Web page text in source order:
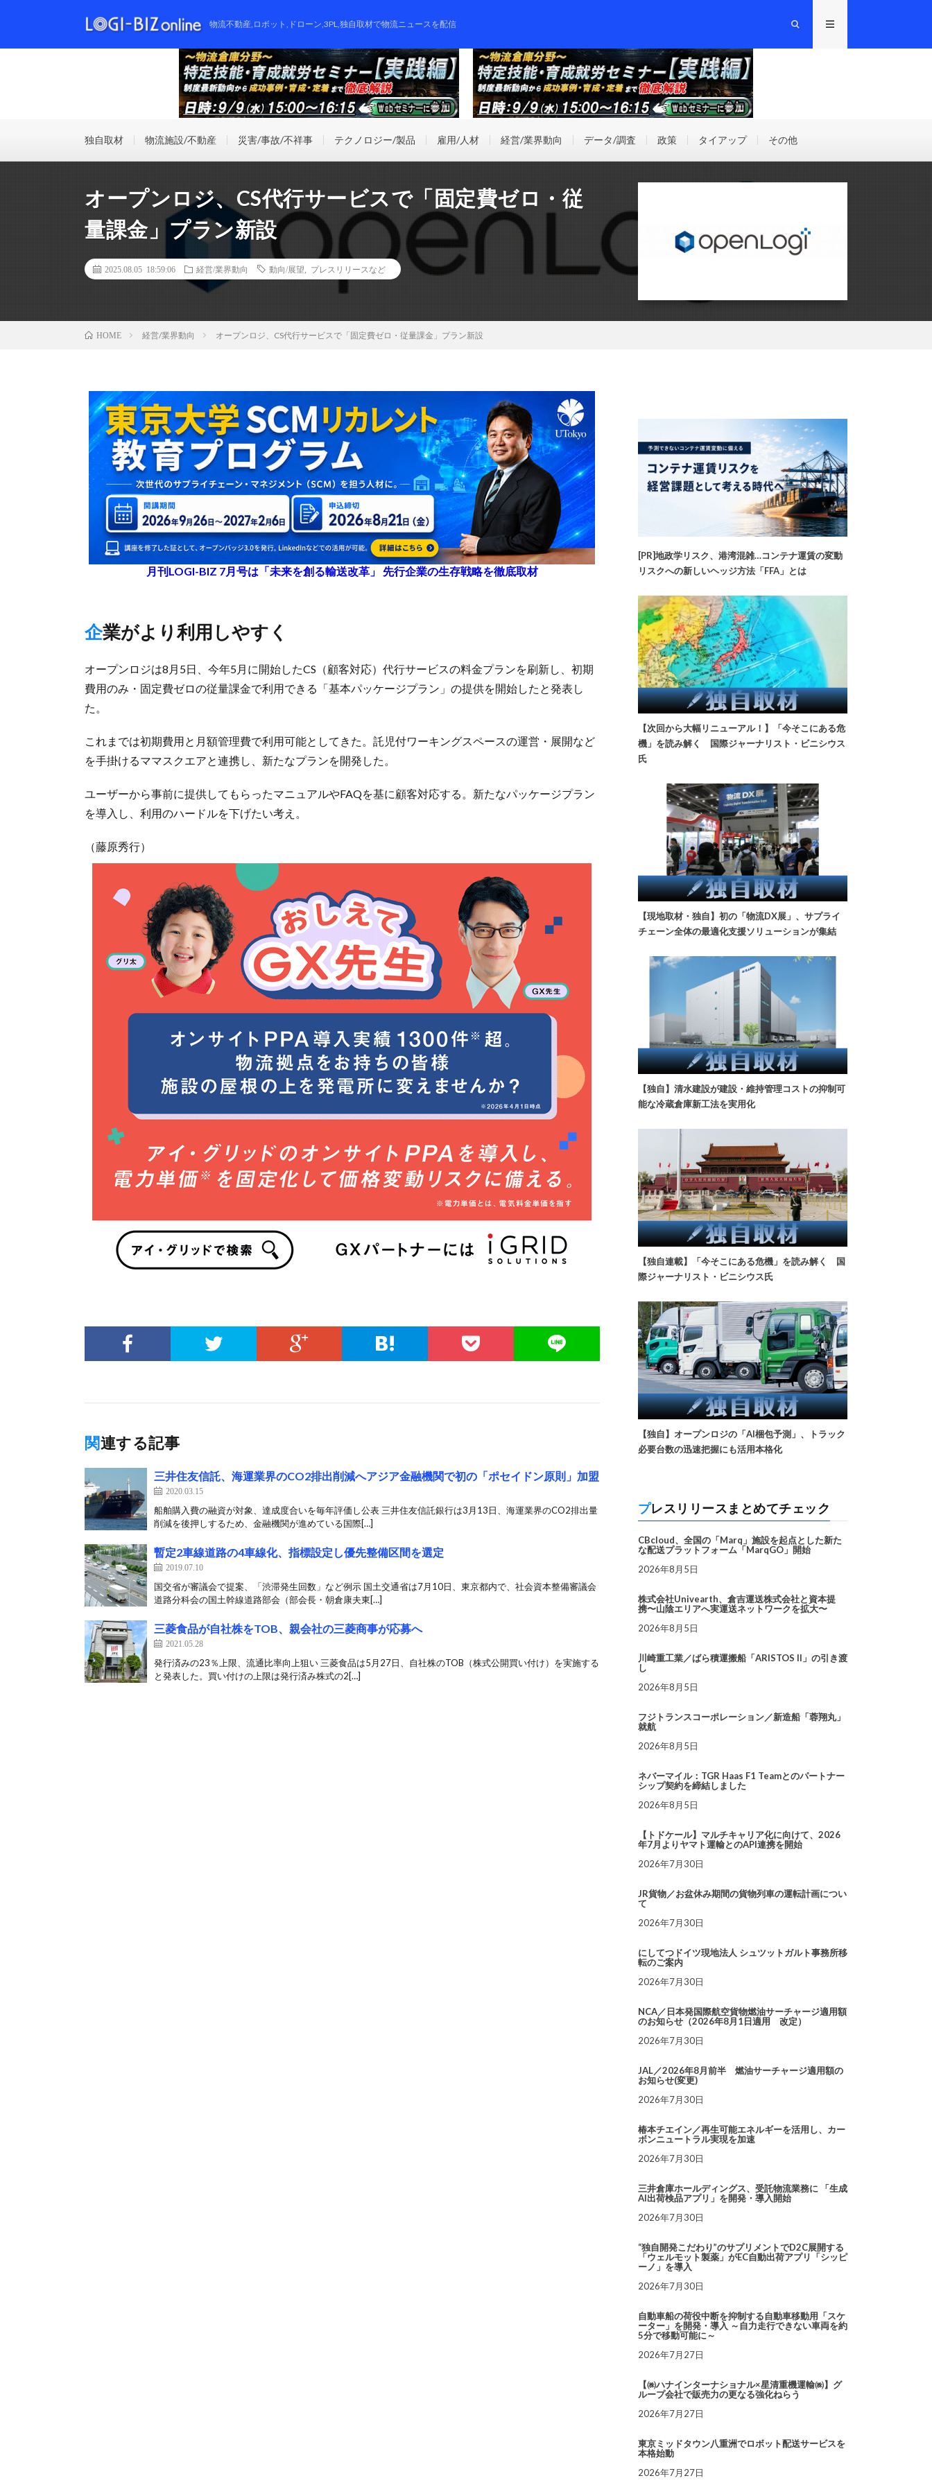
物流不動産,ロボット,ドローン,3PL,独自取材で物流ニュースを配信
独自取材 物流施設/不動産 災害/事故/不祥事 テクノロジー/製品 雇用/人材 経営/業界動向 データ/調査 政策 タイアップ その他
オープンロジ、CS代行サービスで「固定費ゼロ・従
量課金」プラン新設
2025.08.05 18:59:06 経営/業界動向 動向/展望 プレスリリースなど
HOME 経営/業界動向 オープンロジ、CS代行サービスで「固定費ゼロ・従量課金」プラン新設
月刊LOGI-BIZ 7月号は「未来を創る輸送改革」 先行企業の生存戦略を徹底取材
企業がより利用しやすく
オープンロジは8月5日、今年5月に開始したCS（顧客対応）代行サービスの料金プランを刷新し、初期
費用のみ・固定費ゼロの従量課金で利用できる「基本パッケージプラン」の提供を開始したと発表し
た。
これまでは初期費用と月額管理費で利用可能としてきた。託児付ワーキングスペースの運営・展開など
を手掛けるママスクエアと連携し、新たなプランを開発した。
ユーザーから事前に提供してもらったマニュアルやFAQを基に顧客対応する。新たなパッケージプラン
を導入し、利用のハードルを下げたい考え。
（藤原秀行）
関連する記事
三井住友信託、海運業界のCO2排出削減へアジア金融機関で初の「ポセイドン原則」加盟
2020.03.15
船舶購入費の融資が対象、達成度合いを毎年評価し公表 三井住友信託銀行は3月13日、海運業界のCO2排出量
削減を後押しするため、金融機関が進めている国際[…]
暫定2車線道路の4車線化、指標設定し優先整備区間を選定
2019.07.10
国交省が審議会で提案、「渋滞発生回数」など例示 国土交通省は7月10日、東京都内で、社会資本整備審議会
道路分科会の国土幹線道路部会（部会長・朝倉康夫東[…]
三菱食品が自社株をTOB、親会社の三菱商事が応募へ
2021.05.28
発行済みの23％上限、流通比率向上狙い 三菱食品は5月27日、自社株のTOB（株式公開買い付け）を実施する
と発表した。買い付けの上限は発行済み株式の2[…]
[PR]地政学リスク、港湾混雑…コンテナ運賃の変動
リスクへの新しいヘッジ方法「FFA」とは
【次回から大幅リニューアル！】「今そこにある危
機」を読み解く 国際ジャーナリスト・ビニシウス
氏
【現地取材・独自】初の「物流DX展」、サプライ
チェーン全体の最適化支援ソリューションが集結
【独自】清水建設が建設・維持管理コストの抑制可
能な冷蔵倉庫新工法を実用化
【独自連載】「今そこにある危機」を読み解く 国
際ジャーナリスト・ビニシウス氏
【独自】オープンロジの「AI梱包予測」、トラック
必要台数の迅速把握にも活用本格化
プレスリリースまとめてチェック
CBcloud、全国の「Marq」施設を起点とした新た
な配送プラットフォーム「MarqGO」開始
2026年8月5日
株式会社Univearth、倉吉運送株式会社と資本提
携〜山陰エリアへ実運送ネットワークを拡大〜
2026年8月5日
川崎重工業／ばら積運搬船「ARISTOS II」の引き渡
し
2026年8月5日
フジトランスコーポレーション／新造船「蓉翔丸」
就航
2026年8月5日
ネバーマイル：TGR Haas F1 Teamとのパートナー
シップ契約を締結しました
2026年8月5日
【トドケール】マルチキャリア化に向けて、2026
年7月よりヤマト運輸とのAPI連携を開始
2026年7月30日
JR貨物／お盆休み期間の貨物列車の運転計画につい
て
2026年7月30日
にしてつドイツ現地法人 シュツットガルト事務所移
転のご案内
2026年7月30日
NCA／日本発国際航空貨物燃油サーチャージ適用額
のお知らせ（2026年8月1日適用 改定）
2026年7月30日
JAL／2026年8月前半 燃油サーチャージ適用額の
お知らせ(変更)
2026年7月30日
椿本チエイン／再生可能エネルギーを活用し、カー
ボンニュートラル実現を加速
2026年7月30日
三井倉庫ホールディングス、受託物流業務に 「生成
AI出荷検品アプリ」を開発・導入開始
2026年7月30日
“独自開発こだわり”のサプリメントでD2C展開する
「ウェルモット製薬」がEC自動出荷アプリ「シッピ
ーノ」を導入
2026年7月30日
自動車船の荷役中断を抑制する自動車移動用「スケ
ーター」を開発・導入 ～自力走行できない車両を約
5分で移動可能に～
2026年7月27日
【㈱ハナインターナショナル×星清重機運輸㈱】グ
ループ会社で販売力の更なる強化ねらう
2026年7月27日
東京ミッドタウン八重洲でロボット配送サービスを
本格始動
2026年7月27日